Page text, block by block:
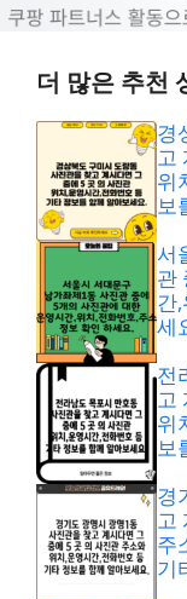
더 많은 추천
경
고
위
보
서
관
간
세
전
고
위
보
경
고
주
기